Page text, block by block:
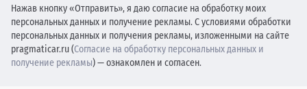
Нажав кнопку «Отправить», я даю согласие на обработку моих
персональных данных и получение рекламы. С условиями обработки
персональных данных и получения рекламы, изложенными на сайте
pragmaticar.ru (Согласие на обработку персональных данных и
получение рекламы) — ознакомлен и согласен.